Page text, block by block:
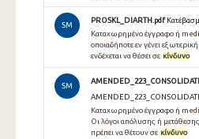
SM
PROSKL_DIARTH.pdf
Καταχωρημένο έγγραφο ή
οποιαδήποτε εν γένει
ενδέχεται να θέσει σε κίνδυνο
SM
Καταχωρημένο έγγραφο ή
Οι λόγοι απόλυσης ή
πρέπει να θέτουν σε κίνδυνο